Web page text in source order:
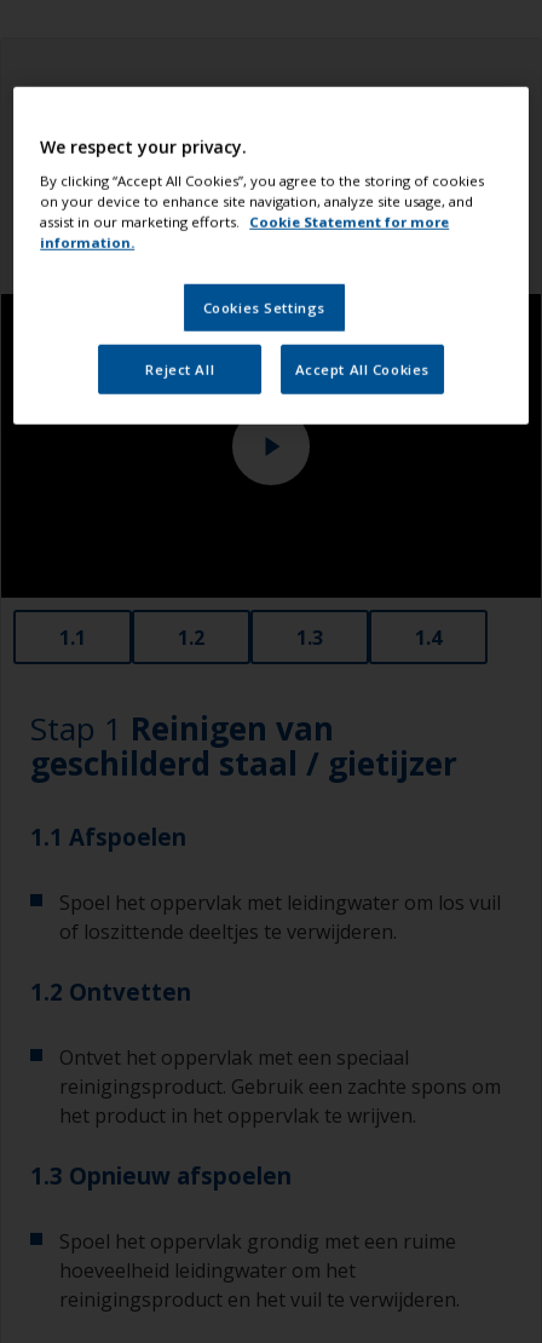
1.1 1.2 1.3 1.4
Stap 1 Reinigen van
geschilderd staal / gietijzer
1.1 Afspoelen
Spoel het oppervlak met leidingwater om los vuil
of loszittende deeltjes te verwijderen.
1.2 Ontvetten
Ontvet het oppervlak met een speciaal
reinigingsproduct. Gebruik een zachte spons om
het product in het oppervlak te wrijven.
1.3 Opnieuw afspoelen
Spoel het oppervlak grondig met een ruime
hoeveelheid leidingwater om het
reinigingsproduct en het vuil te verwijderen.
We respect your privacy.
By clicking “Accept All Cookies”, you agree to the storing of cookies
on your device to enhance site navigation, analyze site usage, and
assist in our marketing efforts.
Cookie Statement for more
information.
Cookies Settings
Reject All Accept All Cookies